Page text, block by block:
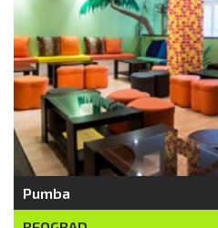
Pumba